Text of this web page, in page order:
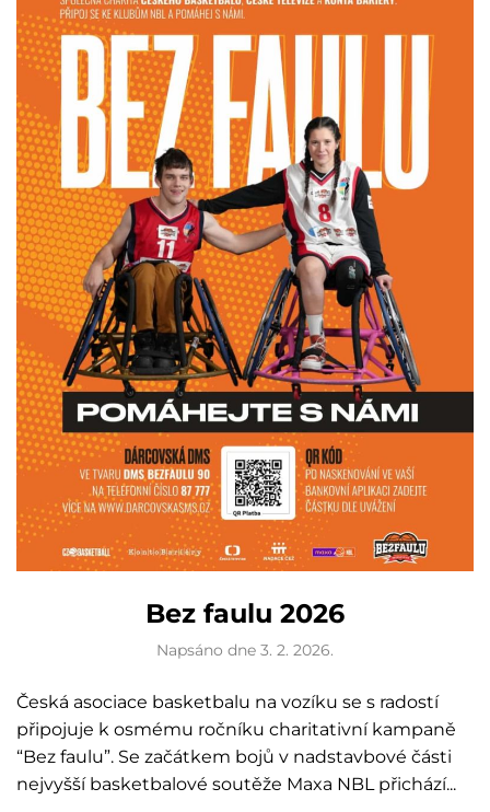
Bez faulu 2026
Napsáno dne 3. 2. 2026.
Česká asociace basketbalu na vozíku se s radostí
připojuje k osmému ročníku charitativní kampaně
“Bez faulu”. Se začátkem bojů v nadstavbové části
nejvyšší basketbalové soutěže Maxa NBL přichází...